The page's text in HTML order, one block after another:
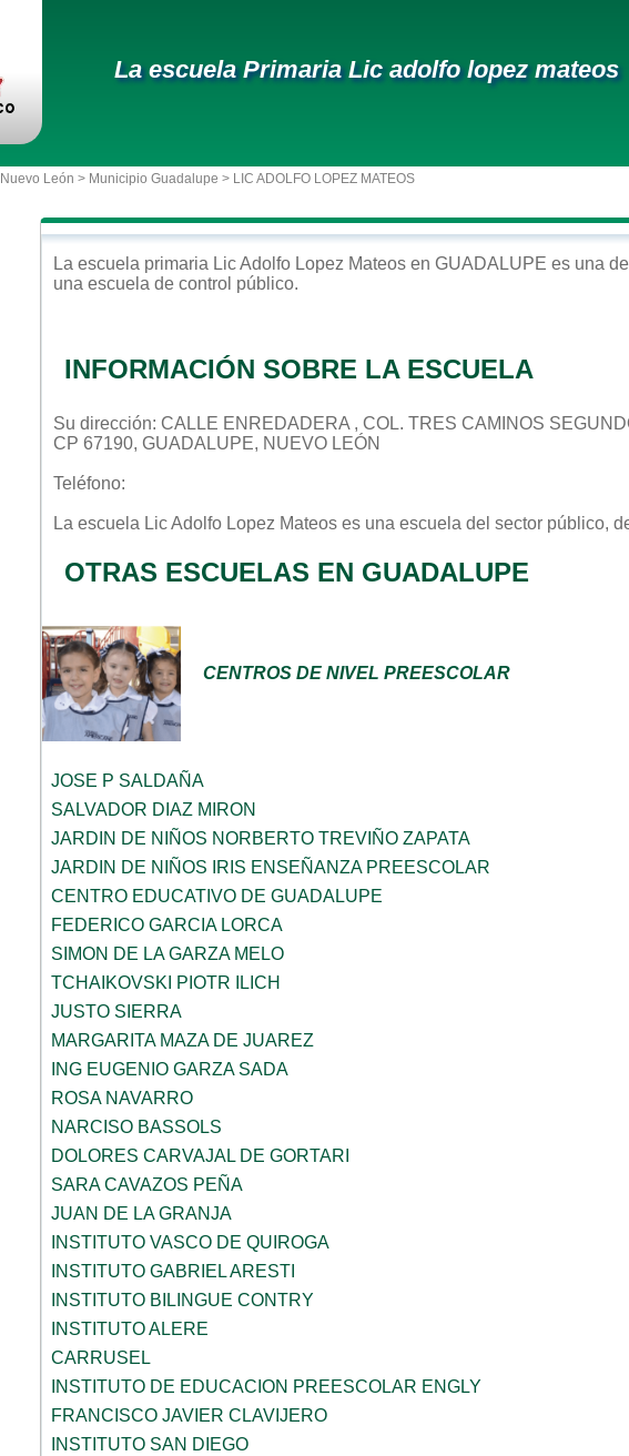
La escuela Primaria Lic adolfo lopez mateos
León > Municipio Guadalupe > LIC ADOLFO LOPEZ MATEOS
La escuela primaria Lic Adolfo Lopez Mateos en GUADALUPE es una
una escuela de control público.
INFORMACIÓN SOBRE LA ESCUELA
Su dirección: CALLE ENREDADERA , COL. TRES CAMINOS
CP 67190, GUADALUPE, NUEVO LEÓN
Teléfono:
La escuela Lic Adolfo Lopez Mateos es una escuela del sector público,
OTRAS ESCUELAS EN GUADALUPE
CENTROS DE NIVEL PREESCOLAR
JOSE P SALDAÑA
SALVADOR DIAZ MIRON
JARDIN DE NIÑOS NORBERTO TREVIÑO ZAPATA
JARDIN DE NIÑOS IRIS ENSEÑANZA PREESCOLAR
CENTRO EDUCATIVO DE GUADALUPE
FEDERICO GARCIA LORCA
SIMON DE LA GARZA MELO
TCHAIKOVSKI PIOTR ILICH
JUSTO SIERRA
MARGARITA MAZA DE JUAREZ
ING EUGENIO GARZA SADA
ROSA NAVARRO
NARCISO BASSOLS
DOLORES CARVAJAL DE GORTARI
SARA CAVAZOS PEÑA
JUAN DE LA GRANJA
INSTITUTO VASCO DE QUIROGA
INSTITUTO GABRIEL ARESTI
INSTITUTO BILINGUE CONTRY
INSTITUTO ALERE
CARRUSEL
INSTITUTO DE EDUCACION PREESCOLAR ENGLY
FRANCISCO JAVIER CLAVIJERO
INSTITUTO SAN DIEGO